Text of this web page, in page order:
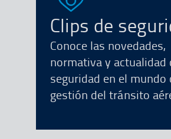
Clips de
Conoce las novedades,
normativa y actualidad
seguridad en el mundo
gestión del tránsito